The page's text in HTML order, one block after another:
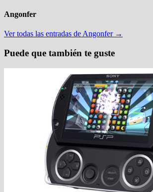
Angonfer
Ver todas las entradas de Angonfer →
Puede que también te guste